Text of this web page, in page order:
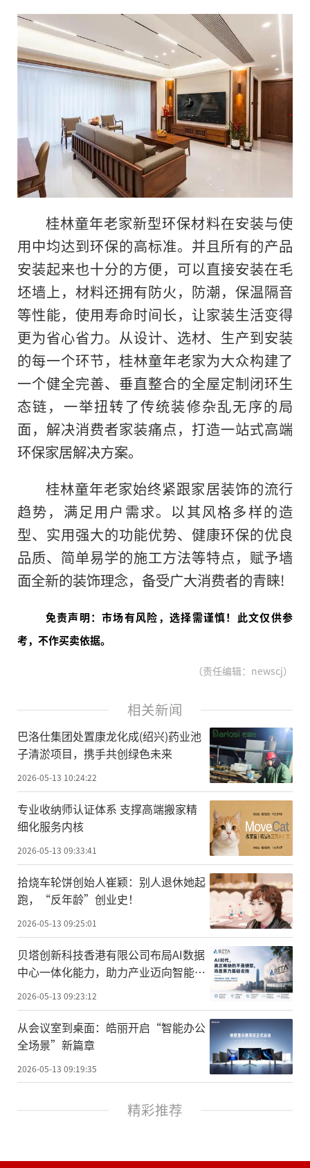
桂林童年老家新型环保材料在安装与使
用中均达到环保的高标准。并且所有的产品
安装起来也十分的方便，可以直接安装在毛
坯墙上，材料还拥有防火，防潮，保温隔音
等性能，使用寿命时间长，让家装生活变得
更为省心省力。从设计、选材、生产到安装
的每一个环节，桂林童年老家为大众构建了
一个健全完善、垂直整合的全屋定制闭环生
态链，一举扭转了传统装修杂乱无序的局
面，解决消费者家装痛点，打造一站式高端
环保家居解决方案。
桂林童年老家始终紧跟家居装饰的流行
趋势，满足用户需求。以其风格多样的造
型、实用强大的功能优势、健康环保的优良
品质、简单易学的施工方法等特点，赋予墙
面全新的装饰理念，备受广大消费者的青睐!
免责声明：市场有风险，选择需谨慎！此文仅供参
考，不作买卖依据。
（责任编辑：newscj）
相关新闻
巴洛仕集团处置康龙化成(绍兴)药业池
子清淤项目，携手共创绿色未来
2026-05-13 10:24:22
专业收纳师认证体系 支撑高端搬家精
细化服务内核
2026-05-13 09:33:41
拾烧车轮饼创始人崔颖：别人退休她起
跑，“反年龄”创业史！
2026-05-13 09:25:01
贝塔创新科技香港有限公司布局AI数据
中心一体化能力，助力产业迈向智能新
2026-05-13 09:23:12
从会议室到桌面：皓丽开启“智能办公
全场景”新篇章
2026-05-13 09:19:35
精彩推荐